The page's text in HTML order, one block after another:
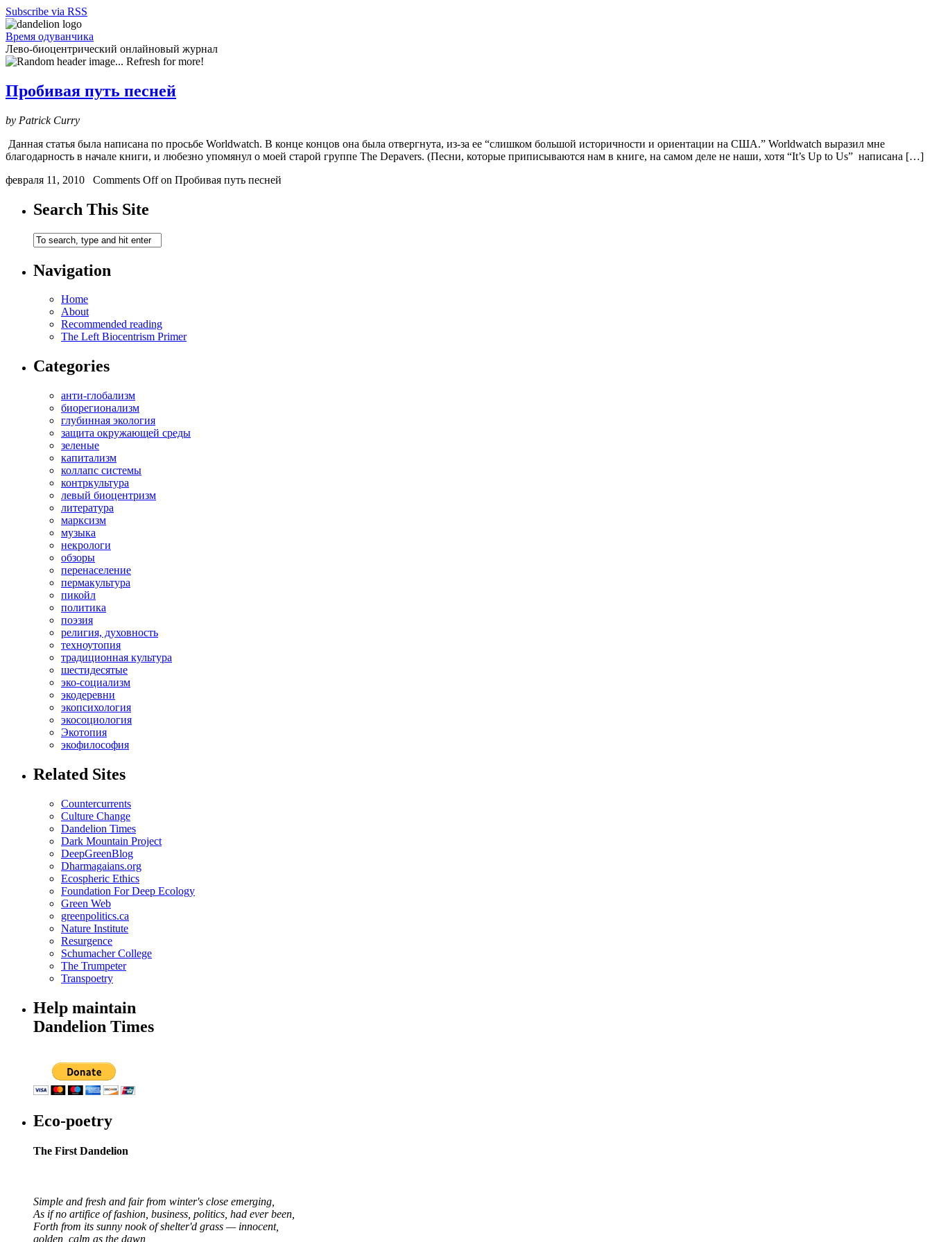
Subscribe via RSS
Время одуванчика
Лево-биоцентрический онлайновый журнал
Пробивая путь песней
by Patrick Curry
Данная статья была написана по просьбе Worldwatch. В конце концов она была отвергнута, из-за ее “слишком большой историчности и ориентации на США.” Worldwatch выразил мне
благодарность в начале книги, и любезно упомянул о моей старой группе The Depavers. (Песни, которые приписываются нам в книге, на самом деле не наши, хотя “It’s Up to Us” написана […]
февраля 11, 2010
Comments Offon Пробивая путь песней
Search This Site
Navigation
Home
About
Recommended reading
The Left Biocentrism Primer
Categories
анти-глобализм
биорегионализм
глубинная экология
защита окружающей среды
зеленые
капитализм
коллапс системы
контркультура
левый биоцентризм
литература
марксизм
музыка
некрологи
обзоры
перенаселение
пермакультура
пикойл
политика
поэзия
религия, духовность
техноутопия
традиционная культура
шестидесятые
эко-социализм
экодеревни
экопсихология
экосоциология
Экотопия
экофилософия
Related Sites
Countercurrents
Culture Change
Dandelion Times
Dark Mountain Project
DeepGreenBlog
Dharmagaians.org
Ecospheric Ethics
Foundation For Deep Ecology
Green Web
greenpolitics.ca
Nature Institute
Resurgence
Schumacher College
The Trumpeter
Transpoetry
Help maintain
Dandelion Times
Eco-poetry
The First Dandelion
Simple and fresh and fair from winter's close emerging,
As if no artifice of fashion, business, politics, had ever been,
Forth from its sunny nook of shelter'd grass — innocent,
golden, calm as the dawn,